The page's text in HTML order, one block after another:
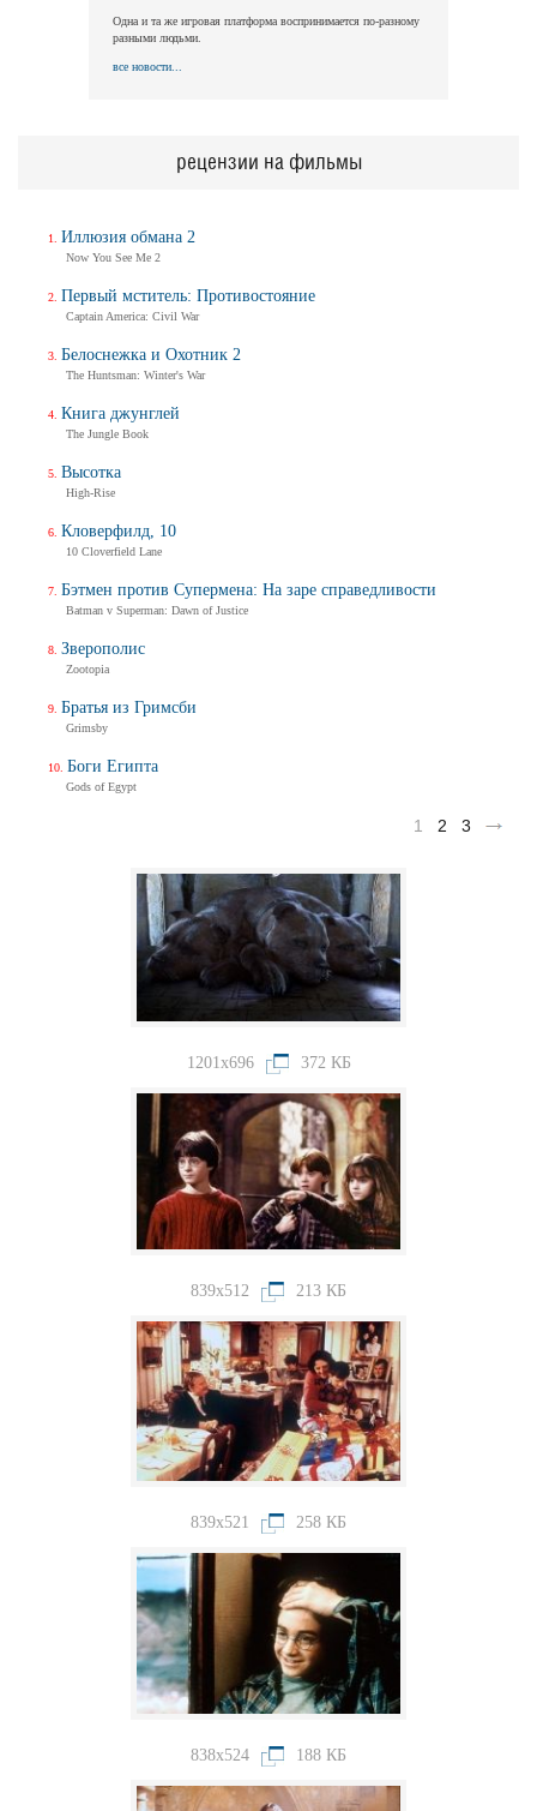
1 2 3
1201x696 372 КБ
839x512 213 КБ
839x521 258 КБ
838x524 188 КБ
Одна и та же игровая платформа воспринимается по-разному
разными людьми.
все новости...
рецензии на фильмы
Иллюзия обмана 2
Now You See Me 2
Первый мститель: Противостояние
Captain America: Civil War
Белоснежка и Охотник 2
The Huntsman: Winter's War
Книга джунглей
The Jungle Book
Высотка
High-Rise
Кловерфилд, 10
10 Cloverfield Lane
Бэтмен против Супермена: На заре справедливости
Batman v Superman: Dawn of Justice
Зверополис
Zootopia
Братья из Гримсби
Grimsby
Боги Египта
Gods of Egypt